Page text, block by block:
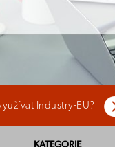
Industry-EU?
KATEGORIE